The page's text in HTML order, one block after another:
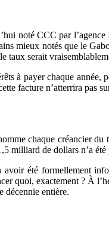
noté CCC par
mieux notés que le
serait
à payer chaque
facture n’atterrira pas
chaque créancier
milliard de dollars n’a été
été formellement
quoi, exactement ? À
décennie entière.